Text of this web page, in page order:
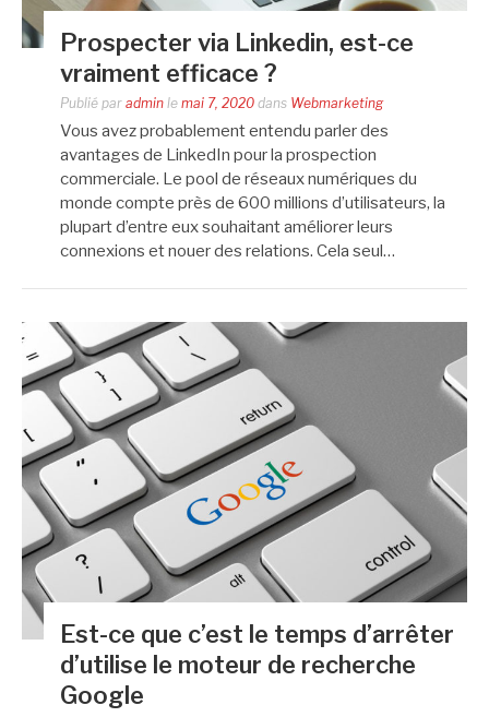
Prospecter via Linkedin, est-ce
vraiment efficace ?
Publié par admin le mai 7, 2020 dans Webmarketing
Vous avez probablement entendu parler des
avantages de LinkedIn pour la prospection
commerciale. Le pool de réseaux numériques du
monde compte près de 600 millions d’utilisateurs, la
plupart d’entre eux souhaitant améliorer leurs
connexions et nouer des relations. Cela seul…
Est-ce que c’est le temps d’arrêter
d’utilise le moteur de recherche
Google